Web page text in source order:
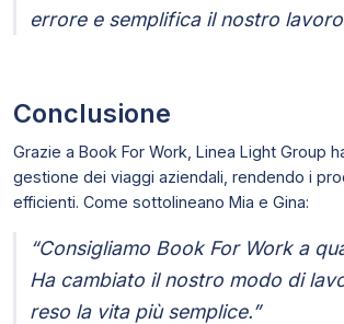
errore e semplifica il nostro
Conclusione
Grazie a Book For Work, Linea Light Group
gestione dei viaggi aziendali, rendendo i
efficienti. Come sottolineano Mia e Gina:
“Consigliamo Book For Work a
Ha cambiato il nostro modo di
reso la vita più semplice.”